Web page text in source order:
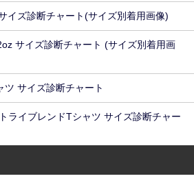
イズ診断チャート(サイズ別着用画像)
サイズ診断チャート (サイズ別着用画
ツ サイズ診断チャート
ライブレンドTシャツ サイズ診断チャー